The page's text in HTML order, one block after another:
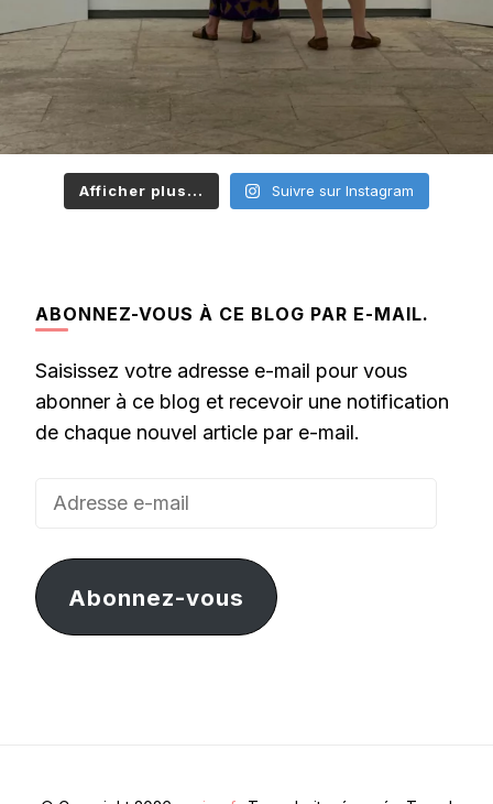
Afficher plus... Suivre sur Instagram
ABONNEZ-VOUS À CE BLOG PAR E-MAIL.
Saisissez votre adresse e-mail pour vous
abonner à ce blog et recevoir une notification
de chaque nouvel article par e-mail.
Adresse
mail
Abonnez-vous